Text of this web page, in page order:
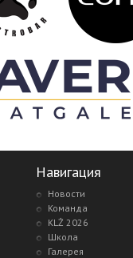
Навигация
Новости
Команда
KLŻ 2026
Школа
Галерея